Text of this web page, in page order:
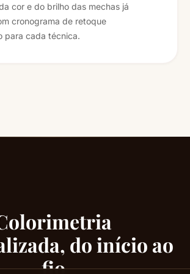
cor e do brilho das mechas já
cronograma de retoque
para cada técnica.
do início ao
fio